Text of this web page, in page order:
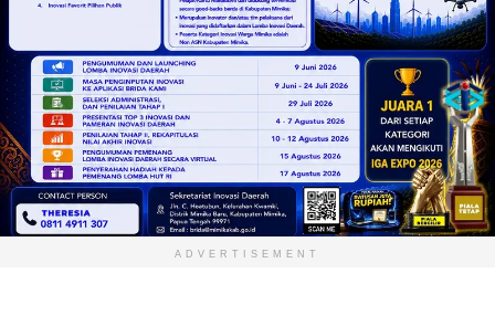
ADVERTISEMENT